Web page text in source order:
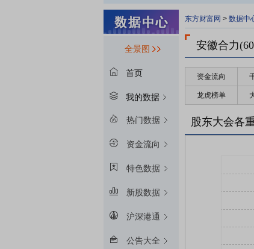
全景图
首页
我的数据
热门数据
资金流向
特色数据
新股数据
沪深港通
公告大全
东方财富网 > 数据中
安徽合力
资金流向
龙虎榜单
股东大会各